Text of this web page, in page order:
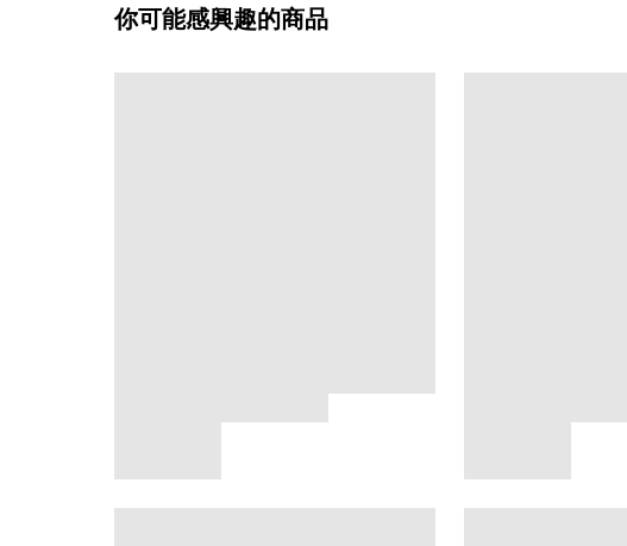
你可能感興趣的商品